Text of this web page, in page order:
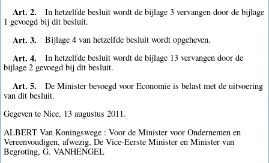
Art. 2.
In hetzelfde besluit wordt de bijlage 3 vervangen door de bijlage
1 gevoegd bij dit besluit.
Art. 3. Bijlage 4 van hetzelfde besluit wordt opgeheven.
Art. 4.
In hetzelfde besluit wordt de bijlage 13 vervangen door de
bijlage 2 gevoegd bij dit besluit.
Art. 5.
De Minister bevoegd voor Economie is belast met de uitvoering
van dit besluit.
Gegeven te Nice, 13 augustus 2011.
ALBERT Van Koningswege : Voor de Minister voor Ondernemen en
Vereenvoudigen, afwezig, De Vice-Eerste Minister en Minister van
Begroting, G. VANHENGEL